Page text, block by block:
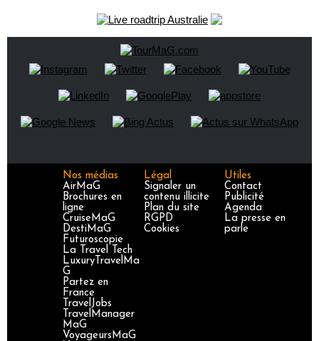
Nos médias
AirMaG
Brochures en
ligne
CruiseMaG
DestiMaG
Futuroscopie
La Travel Tech
LuxuryTravelMa
G
Partez en
France
TravelJobs
TravelManager
MaG
VoyageursMaG
Légal
Signaler un
contenu illicite
Plan du site
RGPD
Cookies
Utiles
Contact
Publicité
Agenda
La presse en
parle